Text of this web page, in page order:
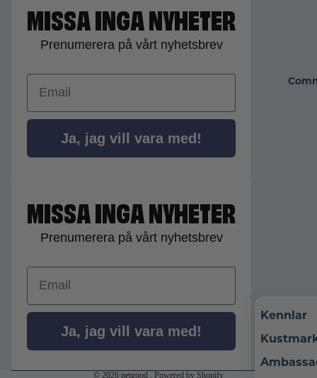
Kennlar
MISSA INGA NYHETER
Prenumerera på vårt nyhetsbrev
Email
Ja, jag vill vara med!
MISSA INGA NYHETER
Prenumerera på vårt nyhetsbrev
Email
Ja, jag vill vara med!
© 2026 petgood , Powered by Shopify
Återbetalningspolicy
Avbeställningspolicy